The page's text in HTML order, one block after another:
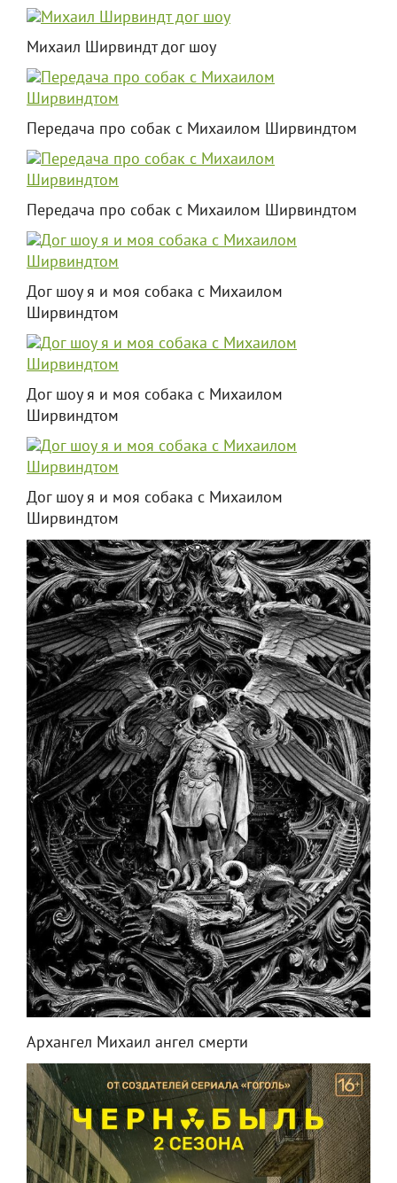
Михаил Ширвиндт дог шоу
Передача про собак с Михаилом Ширвиндтом
Передача про собак с Михаилом Ширвиндтом
Дог шоу я и моя собака с Михаилом
Ширвиндтом
Дог шоу я и моя собака с Михаилом
Ширвиндтом
Дог шоу я и моя собака с Михаилом
Ширвиндтом
Архангел Михаил ангел смерти